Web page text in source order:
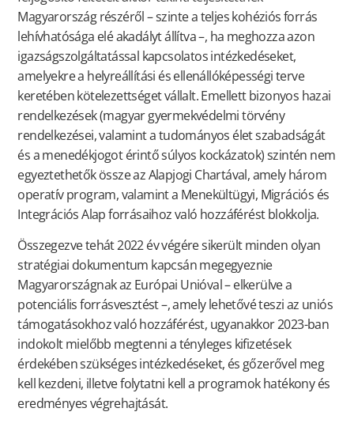
Magyarország részéről – szinte a teljes kohéziós forrás
lehívhatósága elé akadályt állítva –, ha meghozza azon
igazságszolgáltatással kapcsolatos intézkedéseket,
amelyekre a helyreállítási és ellenállóképességi terve
keretében kötelezettséget vállalt. Emellett bizonyos hazai
rendelkezések (magyar gyermekvédelmi törvény
rendelkezései, valamint a tudományos élet szabadságát
és a menedékjogot érintő súlyos kockázatok) szintén nem
egyeztethetők össze az Alapjogi Chartával, amely három
operatív program, valamint a Menekültügyi, Migrációs és
Integrációs Alap forrásaihoz való hozzáférést blokkolja.
Összegezve tehát 2022 év végére sikerült minden olyan
stratégiai dokumentum kapcsán megegyeznie
Magyarországnak az Európai Unióval – elkerülve a
potenciális forrásvesztést –, amely lehetővé teszi az uniós
támogatásokhoz való hozzáférést, ugyanakkor 2023-ban
indokolt mielőbb megtenni a tényleges kifizetések
érdekében szükséges intézkedéseket, és gőzerővel meg
kell kezdeni, illetve folytatni kell a programok hatékony és
eredményes végrehajtását.